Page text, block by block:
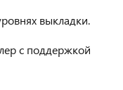
выкладки.
с поддержкой